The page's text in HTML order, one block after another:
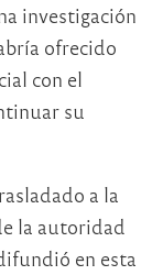
investigación
ofrecido
con el
su
a la
la autoridad
en esta